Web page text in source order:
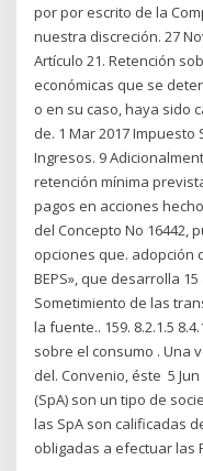
por por escrito de la
nuestra discreción. 27
Artículo 21. Retención
económicas que se
o en su caso, haya sido
de. 1 Mar 2017
Ingresos. 9
retención mínima
pagos en acciones
del Concepto No 16442,
opciones que. adopción
BEPS», que desarrolla
Sometimiento de las
la fuente.. 159. 8.2.1.5
sobre el consumo . Una
del. Convenio, éste 5
(SpA) son un tipo de
las SpA son calificadas
obligadas a efectuar las